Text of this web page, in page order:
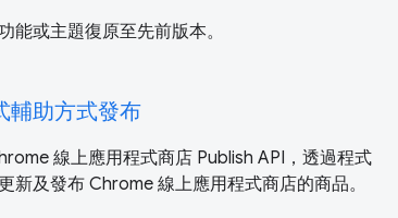
能或主題復原至先前版本。
輔助方式發布
線上應用程式商店 Publish API，透過程式
新及發布 Chrome 線上應用程式商店的商品。